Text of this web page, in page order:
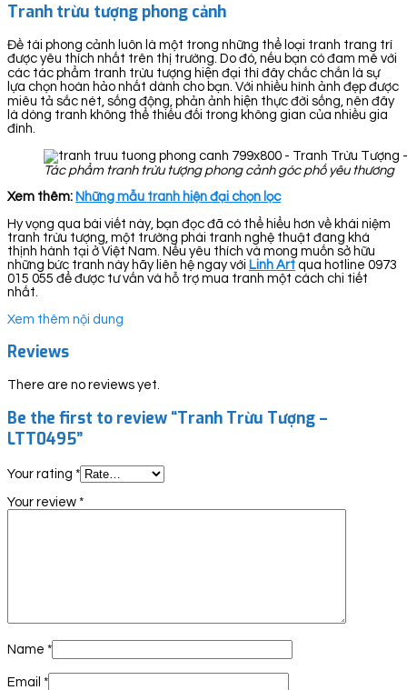
Tranh trừu tượng phong cảnh
Đề tài phong cảnh luôn là một trong những thể loại tranh trang trí
được yêu thích nhất trên thị trường. Do đó, nếu bạn có đam mê với
các tác phẩm tranh trừu tượng hiện đại thì đây chắc chắn là sự
lựa chọn hoàn hảo nhất dành cho bạn. Với nhiều hình ảnh đẹp được
miêu tả sắc nét, sống động, phản ảnh hiện thực đời sống, nên đây
là dòng tranh không thể thiếu đối trong không gian của nhiều gia
đình.
Tác phẩm tranh trừu tượng phong cảnh góc phố yêu thương
Xem thêm: Những mẫu tranh hiện đại chọn lọc
Hy vọng qua bài viết này, bạn đọc đã có thể hiểu hơn về khái niệm
tranh trừu tượng, một trường phái tranh nghệ thuật đang khá
thịnh hành tại ở Việt Nam. Nếu yêu thích và mong muốn sở hữu
những bức tranh này hãy liên hệ ngay với Linh Art qua hotline 0973
015 055 để được tư vấn và hỗ trợ mua tranh một cách chi tiết
nhất.
Xem thêm nội dung
Reviews
There are no reviews yet.
Be the first to review “Tranh Trừu Tượng –
LTT0495”
Your rating *
Your review *
Name *
Email *